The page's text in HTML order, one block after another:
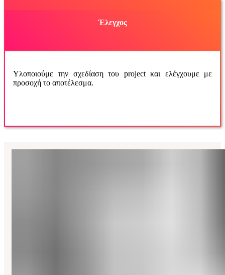
Έλεγχος
Υλοποιούμε την σχεδίαση του project και ελέγχουμε με
προσοχή το αποτέλεσμα.